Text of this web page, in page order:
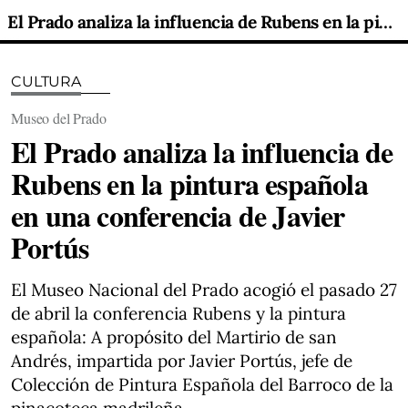
El Prado analiza la influencia de Rubens en la pintura española en una conferencia de Javier Portús
CULTURA
Museo del Prado
El Prado analiza la influencia de
Rubens en la pintura española
en una conferencia de Javier
Portús
El Museo Nacional del Prado acogió el pasado 27
de abril la conferencia Rubens y la pintura
española: A propósito del Martirio de san
Andrés, impartida por Javier Portús, jefe de
Colección de Pintura Española del Barroco de la